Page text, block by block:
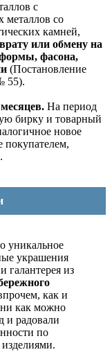
с
металлов со
камней,
или обмену на
фасона,
(Постановление
55).
На период
бирку и товарный
новое
покупателем,
уникальное
украшения
галантерея из
как и
как можно
и радовали
по